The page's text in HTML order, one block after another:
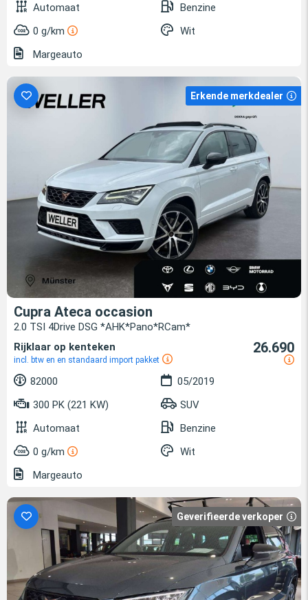
Automaat
Benzine
0 g/km
Wit
Margeauto
Erkende merkdealer
Cupra Ateca occasion
2.0 TSI 4Drive DSG *AHK*Pano*RCam*
Rijklaar op kenteken
incl. btw en en standaard import pakket
26.690
82000
05/2019
300 PK (221 KW)
SUV
Automaat
Benzine
0 g/km
Wit
Margeauto
Geverifieerde verkoper